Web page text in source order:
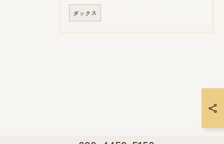
ダックス